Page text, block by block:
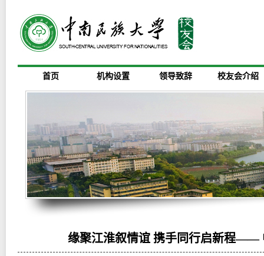
首页 机构设置 领导致辞 校友会介绍
缘聚江淮叙情谊 携手同行启新程——